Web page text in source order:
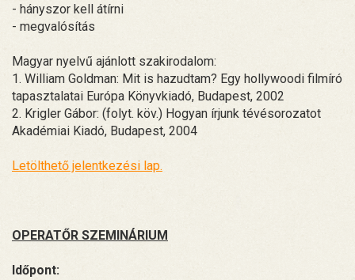
- hányszor kell átírni
- megvalósítás
Magyar nyelvű ajánlott szakirodalom:
1. William Goldman: Mit is hazudtam? Egy hollywoodi filmíró
tapasztalatai Európa Könyvkiadó, Budapest, 2002
2. Krigler Gábor: (folyt. köv.) Hogyan írjunk tévésorozatot
Akadémiai Kiadó, Budapest, 2004
Letölthető jelentkezési lap.
OPERATŐR SZEMINÁRIUM
Időpont: